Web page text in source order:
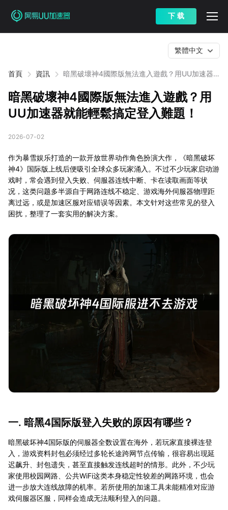
下 载
首頁 資訊
暗黑破壞神4國際版無法進入遊戲？用UU加速器
繁體中文
暗黑破壞神4國際版無法進入遊戲？用
UU加速器就能輕鬆搞定登入難題！
2026-07-02
作为暴雪娱乐打造的一款开放世界动作角色扮演大作，《暗黑破坏
神4》国际版上线后便吸引全球众多玩家涌入。不过不少玩家启动游
戏时，常会遇到登入失败、伺服器连线中断、卡在读取画面等状
况，这类问题多半源自于网路连线不稳定、游戏海外伺服器物理距
离过远，或是加速区服对应错误等因素。本文针对这些常见的登入
困扰，整理了一套实用的解决方案。
一. 暗黑4国际版登入失败的原因有哪些？
暗黑破坏神4国际版的伺服器全数设置在海外，若玩家直接裸连登
入，游戏资料封包必须经过多轮长途跨网节点传输，很容易出现延
迟飙升、封包遗失，甚至直接触发连线超时的情形。此外，不少玩
家使用校园网路、公共WiFi这类本身稳定性较差的网路环境，也会
进一步放大连线故障的机率。若所使用的加速工具未能精准对应游
戏伺服器区服，同样会造成无法顺利登入的问题。